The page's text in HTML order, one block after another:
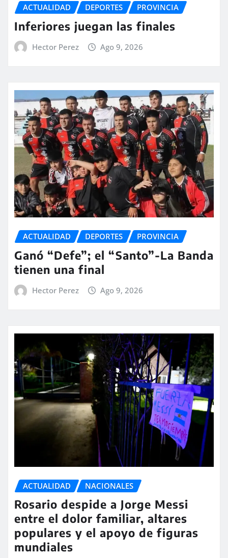
ACTUALIDAD DEPORTES PROVINCIA
Inferiores juegan las finales
Hector Perez Ago 9, 2026
ACTUALIDAD DEPORTES PROVINCIA
Ganó “Defe”; el “Santo”-La Banda
tienen una final
Hector Perez Ago 9, 2026
ACTUALIDAD NACIONALES
Rosario despide a Jorge Messi
entre el dolor familiar, altares
populares y el apoyo de figuras
mundiales